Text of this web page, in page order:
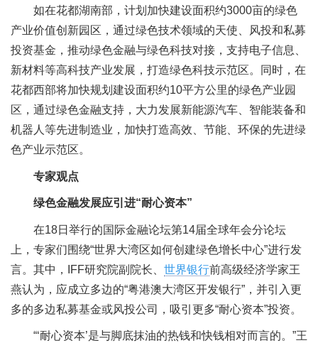
如在花都湖南部，计划加快建设面积约3000亩的绿色
产业价值创新园区，通过绿色技术领域的天使、风投和私募
投资基金，推动绿色金融与绿色科技对接，支持电子信息、
新材料等高科技产业发展，打造绿色科技示范区。同时，在
花都西部将加快规划建设面积约10平方公里的绿色产业园
区，通过绿色金融支持，大力发展新能源汽车、智能装备和
机器人等先进制造业，加快打造高效、节能、环保的先进绿
色产业示范区。
专家观点
绿色金融发展应引进“耐心资本”
在18日举行的国际金融论坛第14届全球年会分论坛
上，专家们围绕“世界大湾区如何创建绿色增长中心”进行发
言。其中，IFF研究院副院长、 世界银行前高级经济学家王
燕认为，应成立多边的“粤港澳大湾区开发银行”，并引入更
多的多边私募基金或风投公司，吸引更多“耐心资本”投资。
“‘耐心资本’是与脚底抹油的热钱和快钱相对而言的。”王